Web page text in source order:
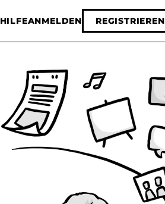
HILFEANMELDEN REGISTRIEREN